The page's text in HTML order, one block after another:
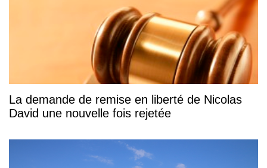
La demande de remise en liberté de Nicolas
David une nouvelle fois rejetée